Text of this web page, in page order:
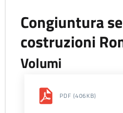
Congiuntura
costruzioni
Volumi
PDF (406KB)